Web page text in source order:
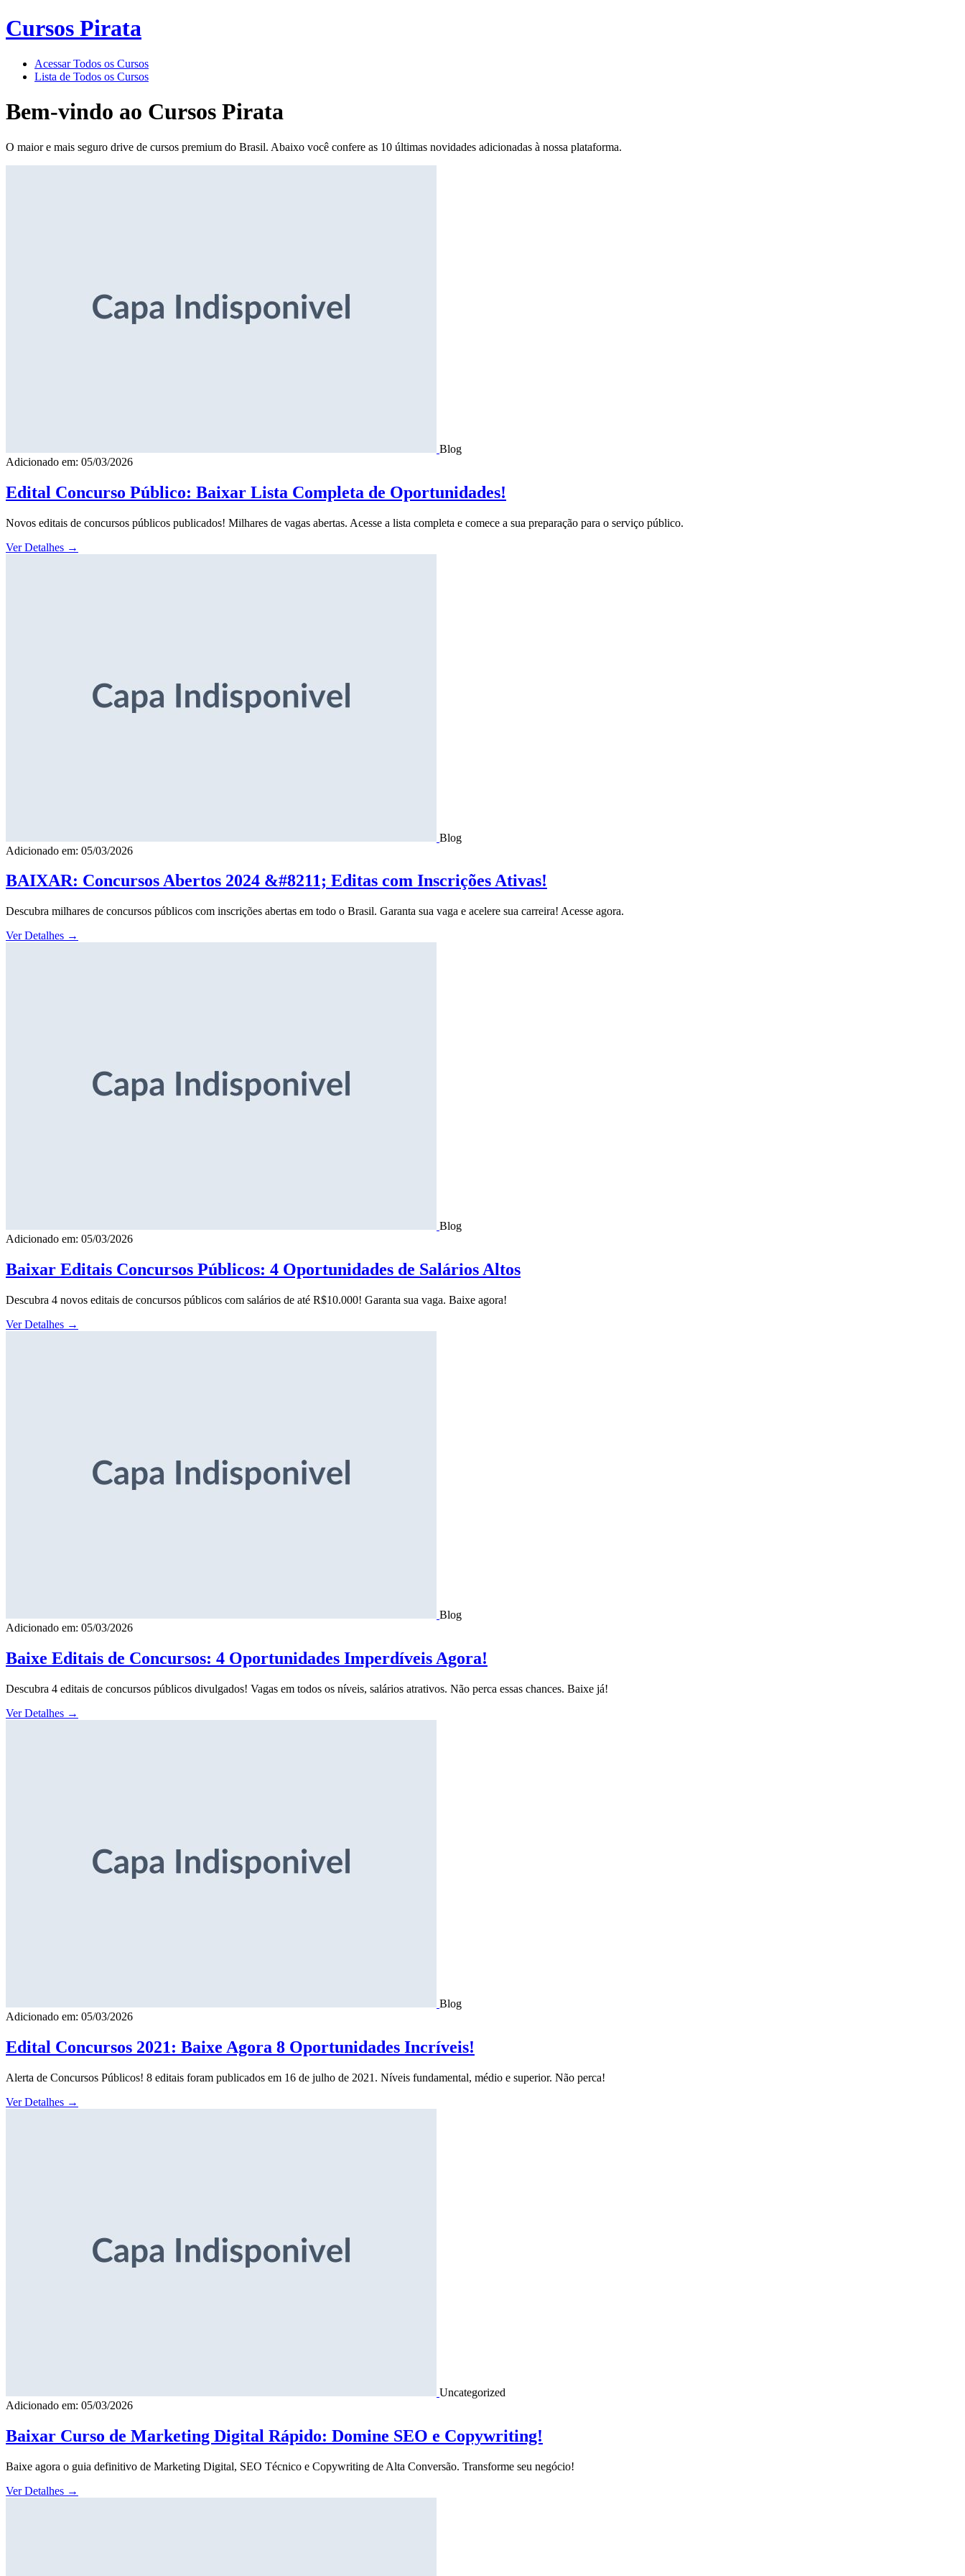
Cursos Pirata
Acessar Todos os Cursos
Lista de Todos os Cursos
Bem-vindo ao Cursos Pirata
O maior e mais seguro drive de cursos premium do Brasil. Abaixo você confere as 10 últimas novidades adicionadas à nossa plataforma.
Blog
Adicionado em: 05/03/2026
Edital Concurso Público: Baixar Lista Completa de Oportunidades!
Novos editais de concursos públicos publicados! Milhares de vagas abertas. Acesse a lista completa e comece a sua preparação para o serviço público.
Ver Detalhes →
Blog
Adicionado em: 05/03/2026
BAIXAR: Concursos Abertos 2024 &#8211; Editas com Inscrições Ativas!
Descubra milhares de concursos públicos com inscrições abertas em todo o Brasil. Garanta sua vaga e acelere sua carreira! Acesse agora.
Ver Detalhes →
Blog
Adicionado em: 05/03/2026
Baixar Editais Concursos Públicos: 4 Oportunidades de Salários Altos
Descubra 4 novos editais de concursos públicos com salários de até R$10.000! Garanta sua vaga. Baixe agora!
Ver Detalhes →
Blog
Adicionado em: 05/03/2026
Baixe Editais de Concursos: 4 Oportunidades Imperdíveis Agora!
Descubra 4 editais de concursos públicos divulgados! Vagas em todos os níveis, salários atrativos. Não perca essas chances. Baixe já!
Ver Detalhes →
Blog
Adicionado em: 05/03/2026
Edital Concursos 2021: Baixe Agora 8 Oportunidades Incríveis!
Alerta de Concursos Públicos! 8 editais foram publicados em 16 de julho de 2021. Níveis fundamental, médio e superior. Não perca!
Ver Detalhes →
Uncategorized
Adicionado em: 05/03/2026
Baixar Curso de Marketing Digital Rápido: Domine SEO e Copywriting!
Baixe agora o guia definitivo de Marketing Digital, SEO Técnico e Copywriting de Alta Conversão. Transforme seu negócio!
Ver Detalhes →